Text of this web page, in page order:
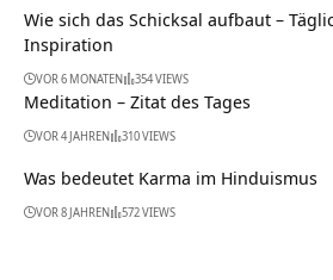
Wie sich das Schicksal aufbaut –
Inspiration
VOR 6 MONATEN 354 VIEWS
Meditation – Zitat des Tages
VOR 4 JAHREN 310 VIEWS
Was bedeutet Karma im Hinduismus
VOR 8 JAHREN 572 VIEWS